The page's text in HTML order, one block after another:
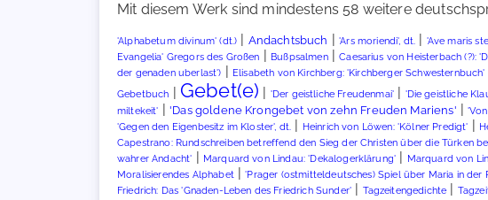
Mit diesem Werk sind mindestens 58 weitere
'Alphabetum divinum' (dt.) | Andachtsbuch |'Ars moriendi', dt. | 'Ave maris
Evangelia' Gregors des Großen | Bußpsalmen|Caesarius von Heisterbach (?):
der genaden uberlast') | Elisabeth von Kirchberg: 'Kirchberger Schwesternbuch'
Gebetbuch | Gebet(e) | 'Der geistliche Freudenmai' | 'Die geistliche
miltekeit' |'Das goldene Krongebet von zehn Freuden Mariens' |
'Gegen den Eigenbesitz im Kloster', dt. | Heinrich von Löwen: 'Kölner Predigt' |
Capestrano: Rundschreiben betreffend den Sieg der Christen über die Türken
wahrer Andacht' | Marquard von Lindau: 'Dekalogerklärung' | Marquard von
Moralisierendes Alphabet|'Prager (ostmitteldeutsches) Spiel über Maria in der
Friedrich: Das 'Gnaden-Leben des Friedrich Sunder' | Tagzeitengedichte |